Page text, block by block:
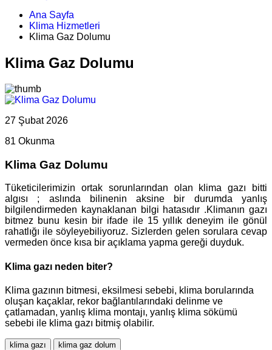
Ana Sayfa
Klima Hizmetleri
Klima Gaz Dolumu
Klima Gaz Dolumu
27 Şubat 2026
81 Okunma
Klima Gaz Dolumu
Tüketicilerimizin ortak sorunlarından olan klima gazı bitti
algısı ; aslında bilinenin aksine bir durumda yanlış
bilgilendirmeden kaynaklanan bilgi hatasıdır .Klimanın gazı
bitmez bunu kesin bir ifade ile 15 yıllık deneyim ile gönül
rahatlığı ile söyleyebiliyoruz. Sizlerden gelen sorulara cevap
vermeden önce kısa bir açıklama yapma gereği duyduk.
Klima gazı neden biter?
Klima gazının bitmesi, eksilmesi sebebi, klima borularında
oluşan kaçaklar, rekor bağlantılarındaki delinme ve
çatlamadan, yanlış klima montajı, yanlış klima sökümü
sebebi ile klima gazı bitmiş olabilir.
klima gazı klima gaz dolum